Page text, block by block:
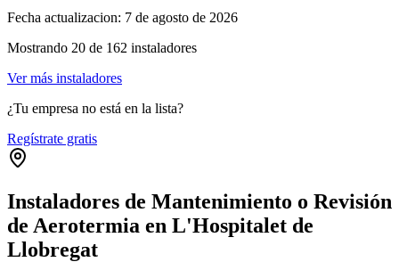
Fecha actualizacion: 7 de agosto de 2026
Mostrando 20 de 162 instaladores
Ver más instaladores
¿Tu empresa no está en la lista?
Regístrate gratis
Instaladores de Mantenimiento o Revisión
de Aerotermia en L'Hospitalet de
Llobregat